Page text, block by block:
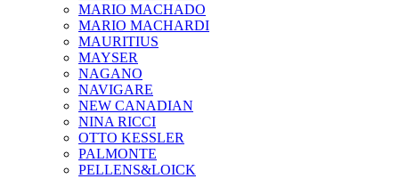
MARIO MACHADO
MARIO MACHARDI
MAURITIUS
MAYSER
NAGANO
NAVIGARE
NEW CANADIAN
NINA RICCI
OTTO KESSLER
PALMONTE
PELLENS&LOICK